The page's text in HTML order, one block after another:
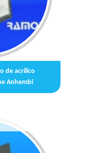
de acrílico
Anhembi